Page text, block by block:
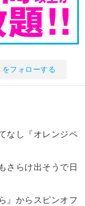
フォローする
なし『オレンジペ
さらけ出そうで日
』からスピンオフ